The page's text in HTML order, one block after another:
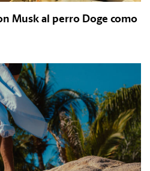
Musk al perro Doge como